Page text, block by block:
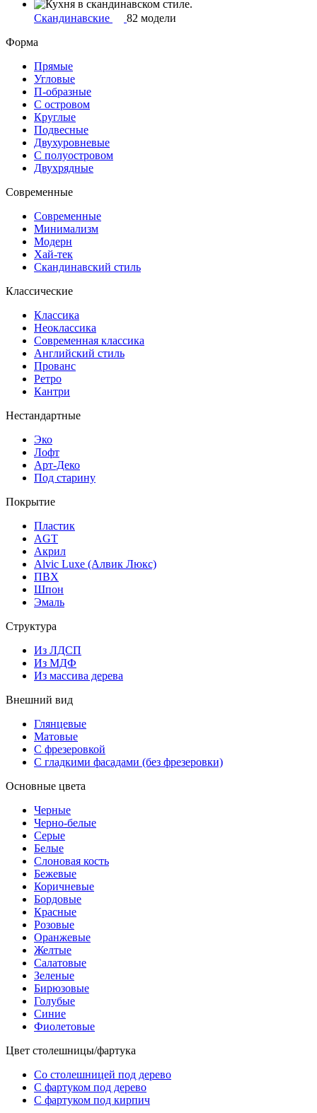
Скандинавские
82 модели
Форма
Прямые
Угловые
П-образные
С островом
Круглые
Подвесные
Двухуровневые
С полуостровом
Двухрядные
Современные
Современные
Минимализм
Модерн
Хай-тек
Скандинавский стиль
Классические
Классика
Неоклассика
Современная классика
Английский стиль
Прованс
Ретро
Кантри
Нестандартные
Эко
Лофт
Арт-Деко
Под старину
Покрытие
Пластик
AGT
Акрил
Alvic Luxe (Алвик Люкс)
ПВХ
Шпон
Эмаль
Структура
Из ЛДСП
Из МДФ
Из массива дерева
Внешний вид
Глянцевые
Матовые
С фрезеровкой
С гладкими фасадами (без фрезеровки)
Основные цвета
Черные
Черно-белые
Серые
Белые
Слоновая кость
Бежевые
Коричневые
Бордовые
Красные
Розовые
Оранжевые
Желтые
Салатовые
Зеленые
Бирюзовые
Голубые
Синие
Фиолетовые
Цвет столешницы/фартука
Со столешницей под дерево
С фартуком под дерево
С фартуком под кирпич